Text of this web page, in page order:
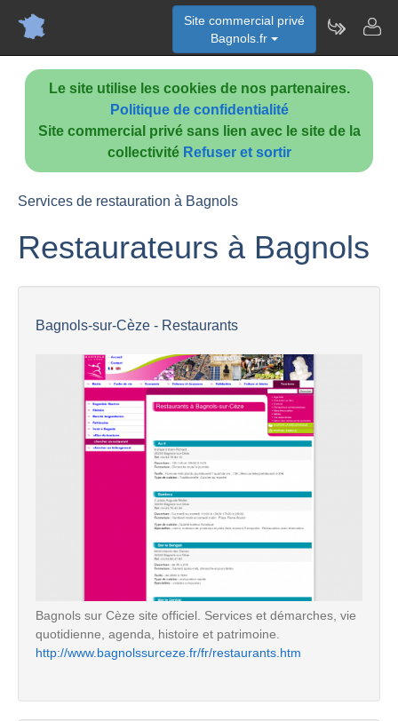
Le site utilise les cookies de nos partenaires.
Politique de confidentialité
Site commercial privé sans lien avec le site de la
collectivité Refuser et sortir
Site commercial privé
Bagnols.fr
Services de restauration à Bagnols
Restaurateurs à Bagnols
Bagnols-sur-Cèze - Restaurants
Bagnols sur Cèze site officiel. Services et démarches, vie
quotidienne, agenda, histoire et patrimoine.
http://www.bagnolssurceze.fr/fr/restaurants.htm